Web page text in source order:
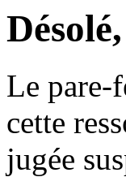
Le pare-
cette
jugée